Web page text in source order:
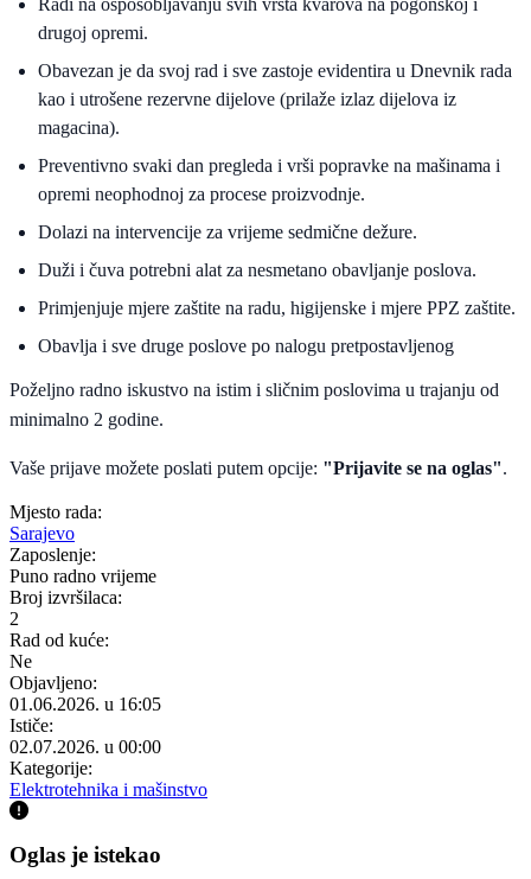
Radi na osposobljavanju svih vrsta kvarova na pogonskoj i
drugoj opremi.
Obavezan je da svoj rad i sve zastoje evidentira u Dnevnik rada
kao i utrošene rezervne dijelove (prilaže izlaz dijelova iz
magacina).
Preventivno svaki dan pregleda i vrši popravke na mašinama i
opremi neophodnoj za procese proizvodnje.
Dolazi na intervencije za vrijeme sedmične dežure.
Duži i čuva potrebni alat za nesmetano obavljanje poslova.
Primjenjuje mjere zaštite na radu, higijenske i mjere PPZ zaštite.
Obavlja i sve druge poslove po nalogu pretpostavljenog
Poželjno radno iskustvo na istim i sličnim poslovima u trajanju od
minimalno 2 godine.
Vaše prijave možete poslati putem opcije: "Prijavite se na oglas".
Mjesto rada:
Sarajevo
Zaposlenje:
Puno radno vrijeme
Broj izvršilaca:
2
Rad od kuće:
Ne
Objavljeno:
01.06.2026. u 16:05
Ističe:
02.07.2026. u 00:00
Kategorije:
Elektrotehnika i mašinstvo
Oglas je istekao